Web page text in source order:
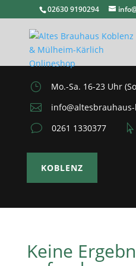
02630 9190294
}
Mo.-Sa. 16-23 Uhr

v
0261 1330377 
KOBLENZ
Keine